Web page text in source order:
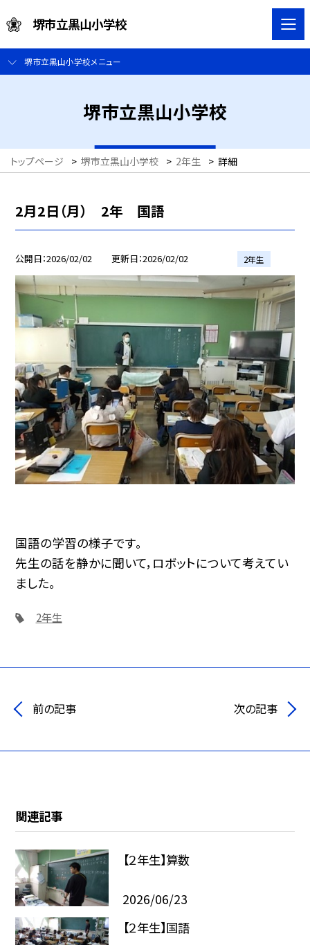
堺市立黒山小学校
堺市立黒山小学校メニュー
堺市立黒山小学校
トップページ > 堺市立黒山小学校 > 2年生 > 詳細
2月2日（月） 2年 国語
公開日 2026/02/02 更新日 2026/02/02 2年生
国語の学習の様子です。
先生の話を静かに聞いて，ロボットについて考えてい
ました。
2年生
前の記事 次の記事
関連記事
【２年生】算数
2026/06/23
【２年生】国語